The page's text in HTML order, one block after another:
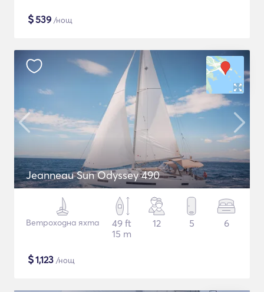
$539 /нощ
Jeanneau Sun Odyssey 490
Ветроходна яхта
49 ft
15 m
12 5 6
$1,123 /нощ